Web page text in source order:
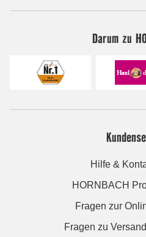
Darum zu
Hilfe &
HORNBACH
Fragen zur
Fragen zu